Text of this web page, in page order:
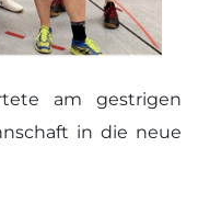
am gestrigen
in die neue